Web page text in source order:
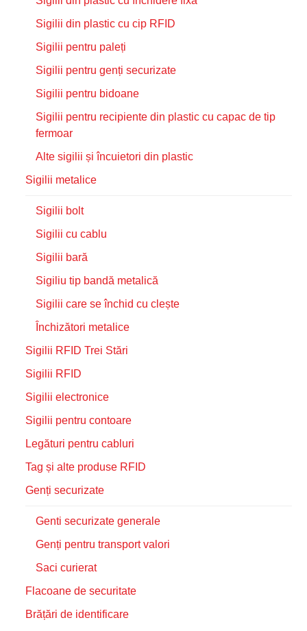
Sigilii din plastic cu cip RFID
Sigilii pentru paleți
Sigilii pentru genți securizate
Sigilii pentru bidoane
Sigilii pentru recipiente din plastic cu capac de tip
fermoar
Alte sigilii și încuietori din plastic
Sigilii metalice
Sigilii bolt
Sigilii cu cablu
Sigilii bară
Sigiliu tip bandă metalică
Sigilii care se închid cu clește
Închizători metalice
Sigilii RFID Trei Stări
Sigilii RFID
Sigilii electronice
Sigilii pentru contoare
Legături pentru cabluri
Tag și alte produse RFID
Genți securizate
Genti securizate generale
Genți pentru transport valori
Saci curierat
Flacoane de securitate
Brățări de identificare